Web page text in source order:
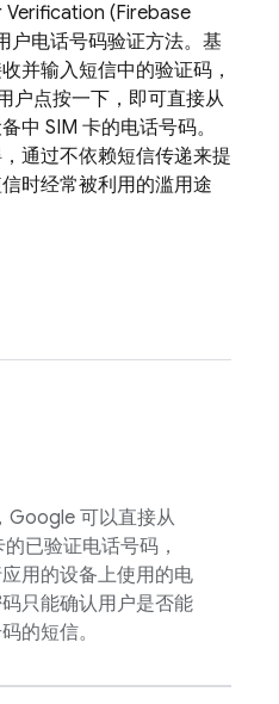
Verification (Firebase
户电话号码验证方法。基
并输入短信中的验证码，
户点按一下，即可直接从
中 SIM 卡的电话号码。
通过不依赖短信传递来提
时经常被利用的滥用途
，Google 可以直接从
已验证电话号码，
用的设备上使用的电
只能确认用户是否能
的短信。